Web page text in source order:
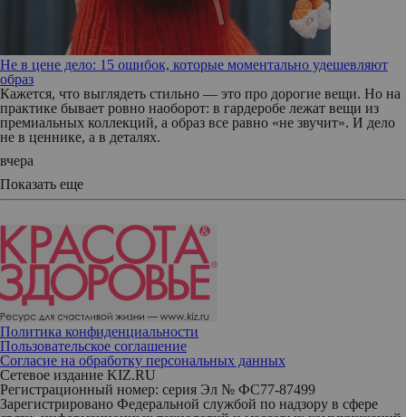
Не в цене дело: 15 ошибок, которые моментально удешевляют
образ
Кажется, что выглядеть стильно — это про дорогие вещи. Но на
практике бывает ровно наоборот: в гардеробе лежат вещи из
премиальных коллекций, а образ все равно «не звучит». И дело
не в ценнике, а в деталях.
вчера
Показать еще
Политика конфиденциальности
Пользовательское соглашение
Согласие на обработку персональных данных
Сетевое издание KIZ.RU
Регистрационный номер: серия Эл № ФС77-87499
Зарегистрировано Федеральной службой по надзору в сфере